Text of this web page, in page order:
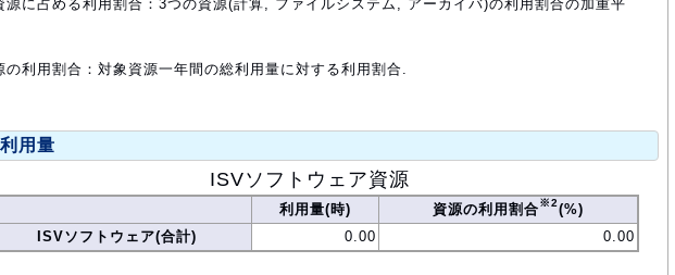
に占める利用割合：3つの資源(計算, ファイルシステム, アーカイバ)の利用割合の加重平
利用割合：対象資源一年間の総利用量に対する利用割合.
用量
ISVソフトウェア資源
利用量(時) 資源の利用割合※2(%)
ISVソフトウェア(合計)
0.00 0.00